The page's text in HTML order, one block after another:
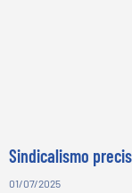
Sindicalismo
01/07/2025